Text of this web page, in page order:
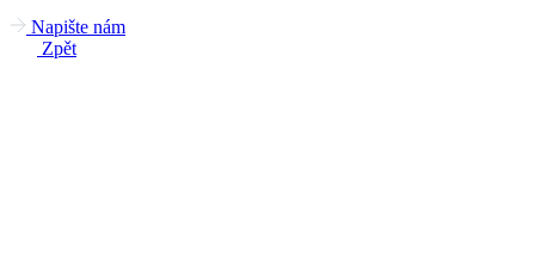
Napište nám
Zpět